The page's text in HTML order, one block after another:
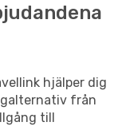
hjälper dig
från
till